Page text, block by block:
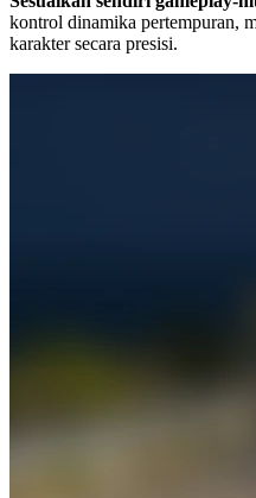
kontrol dinamika pertempuran,
karakter secara presisi.